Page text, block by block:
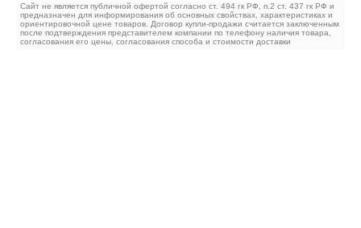
Сайт не является публичной офертой согласно ст. 494 гк РФ, п.2 ст. 437 гк РФ и
предназначен для информирования об основных свойствах, характеристиках и
ориентировочной цене товаров. Договор купли-продажи считается заключенным
после подтверждения представителем компании по телефону наличия товара,
согласования его цены, согласования способа и стоимости доставки